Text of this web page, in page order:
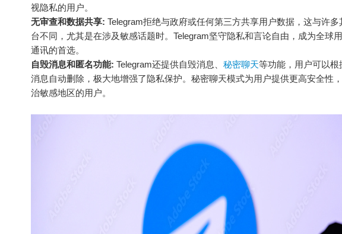
视隐私的用户。
无审查和数据共享: Telegram拒绝与政府或任何第三方共享用户数据，这与许多
台不同，尤其是在涉及敏感话题时。Telegram坚守隐私和言论自由，成为全球
通讯的首选。
自毁消息和匿名功能: Telegram还提供自毁消息、 秘密聊天等功能，用户可以根
消息自动删除，极大地增强了隐私保护。秘密聊天模式为用户提供更高安全性
治敏感地区的用户。